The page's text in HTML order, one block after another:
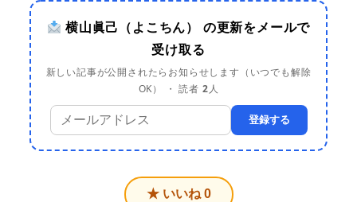
横山眞己（よこちん） の更新をメールで
受け取る
新しい記事が公開されたらお知らせします（いつでも解除
OK） ・ 読者 2人
登録する
★ いいね 0